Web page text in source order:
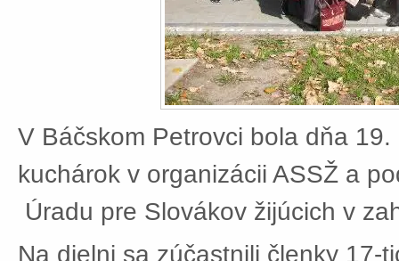
V Báčskom Petrovci bola dňa
kuchárok v organizácii ASSŽ a
Úradu pre Slovákov žijúcich v
Na dielni sa zúčastnili členky 17-